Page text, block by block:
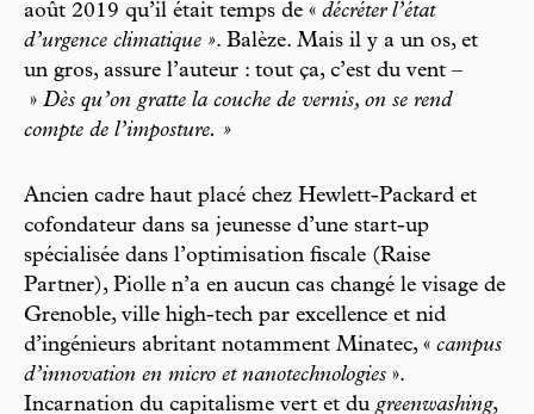
août 2019 qu’il était temps de « décréter l’état
d’urgence climatique ». Balèze. Mais il y a un os, et
un gros, assure l’auteur : tout ça, c’est du vent –
» Dès qu’on gratte la couche de vernis, on se rend
compte de l’imposture. »
Ancien cadre haut placé chez Hewlett-Packard et
cofondateur dans sa jeunesse d’une start-up
spécialisée dans l’optimisation fiscale (Raise
Partner), Piolle n’a en aucun cas changé le visage de
Grenoble, ville high-tech par excellence et nid
d’ingénieurs abritant notamment Minatec, « campus
d’innovation en micro et nanotechnologies ».
Incarnation du capitalisme vert et du greenwashing,